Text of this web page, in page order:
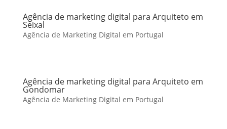
Agência de marketing digital para Arquiteto em
Seixal
Agência de Marketing Digital em Portugal
Agência de marketing digital para Arquiteto em
Gondomar
Agência de Marketing Digital em Portugal